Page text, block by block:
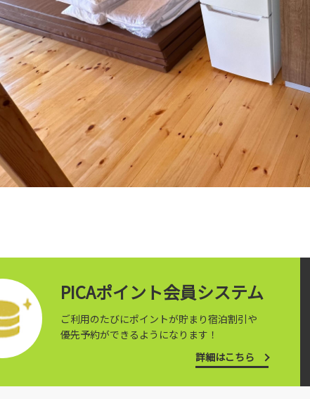
PICAポイント会員システム
ご利用のたびにポイントが貯まり宿泊割引や
優先予約ができるようになります！
詳細はこちら